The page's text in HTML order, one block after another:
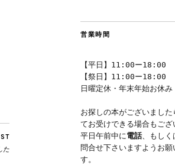
た
営業時間
【平日】11:00ー18:00
【祭日】11:00ー18:00
日曜定休・年末年始お休み
お探しの本がございました
てお受けできる場合もござ
平日午前中に電話、もしく
問合せ下さいますようお願
す。